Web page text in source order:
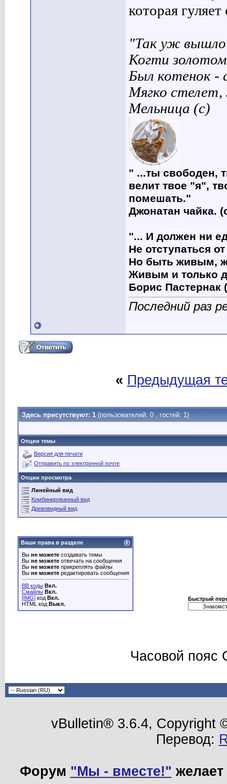
которая
"Так уж вышло
Когти
Был котенок -
Мягко
Мельница (с)
" ...ты свободен,
велит твое "я",
помешать."
Джонатан чайка.
"... И должен ни
Не отступаться
Но быть живым,
Живым и только
Борис Пастернак
Последний раз
« Предыдущая
Здесь присутствуют: 1 (пользователей: 0 , гостей: 1)
Опции темы
Версия для печати
Отправить по электронной почте
Опции просмотра
Линейный вид
Комбинированный вид
Древовидный вид
Ваши права в разделе
Вы не можете создавать темы
Вы не можете отвечать на сообщения
Вы не можете прикреплять файлы
Вы не можете редактировать сообщения
BB коды Вкл.
Смайлы Вкл.
[IMG] код Вкл.
HTML код Выкл.
Быстрый
Часовой пояс
vBulletin® 3.6.4, Copyright
Перевод:
Форум "Мы - вместе!"